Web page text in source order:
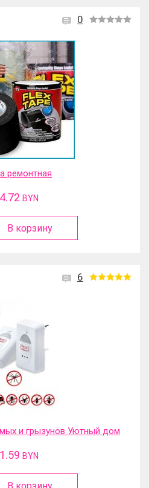
0
ремонтная
BYN
В корзину
6
и грызунов Уютный дом
BYN